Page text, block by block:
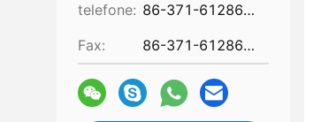
telefone:
86-371-61286031
Fax:
86-371-61286032